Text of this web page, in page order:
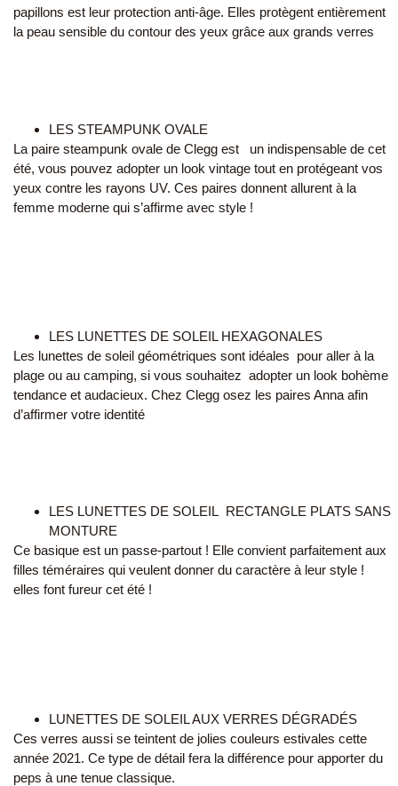
papillons est leur protection anti-âge. Elles protègent entièrement
la peau sensible du contour des yeux grâce aux grands verres
LES STEAMPUNK OVALE
La paire steampunk ovale de Clegg est un indispensable de cet
été, vous pouvez adopter un look vintage tout en protégeant vos
yeux contre les rayons UV. Ces paires donnent allurent à la
femme moderne qui s’affirme avec style !
LES LUNETTES DE SOLEIL HEXAGONALES
Les lunettes de soleil géométriques sont idéales pour aller à la
plage ou au camping, si vous souhaitez adopter un look bohème
tendance et audacieux. Chez Clegg osez les paires Anna afin
d’affirmer votre identité
LES LUNETTES DE SOLEIL RECTANGLE PLATS SANS
MONTURE
Ce basique est un passe-partout ! Elle convient parfaitement aux
filles téméraires qui veulent donner du caractère à leur style !
elles font fureur cet été !
LUNETTES DE SOLEIL AUX VERRES DÉGRADÉS
Ces verres aussi se teintent de jolies couleurs estivales cette
année 2021. Ce type de détail fera la différence pour apporter du
peps à une tenue classique.